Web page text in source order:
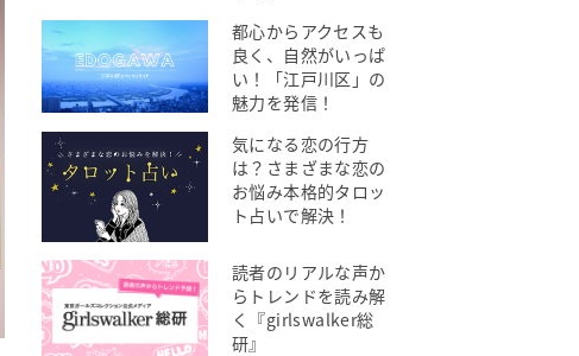
都心からアクセスも
良く、自然がいっぱ
い！「江戸川区」の
魅力を発信！
気になる恋の行方
は？さまざまな恋の
お悩み本格的タロッ
ト占いで解決！
読者のリアルな声か
らトレンドを読み解
く『girlswalker総
研』